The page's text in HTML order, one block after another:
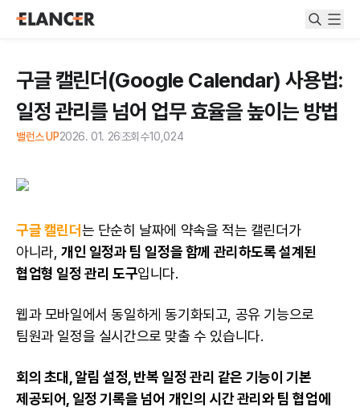
구글 캘린더(Google Calendar) 사용법:
일정 관리를 넘어 업무 효율을 높이는 방법
밸런스 UP2026. 01. 26조회수10,024
구글 캘린더는 단순히 날짜에 약속을 적는 캘린더가
아니라, 개인 일정과 팀 일정을 함께 관리하도록 설계된
협업형 일정 관리 도구입니다.
웹과 모바일에서 동일하게 동기화되고, 공유 기능으로
팀원과 일정을 실시간으로 맞출 수 있습니다.
회의 초대, 알림 설정, 반복 일정 관리 같은 기능이 기본
제공되어, 일정 기록을 넘어 개인의 시간 관리와 팀 협업에